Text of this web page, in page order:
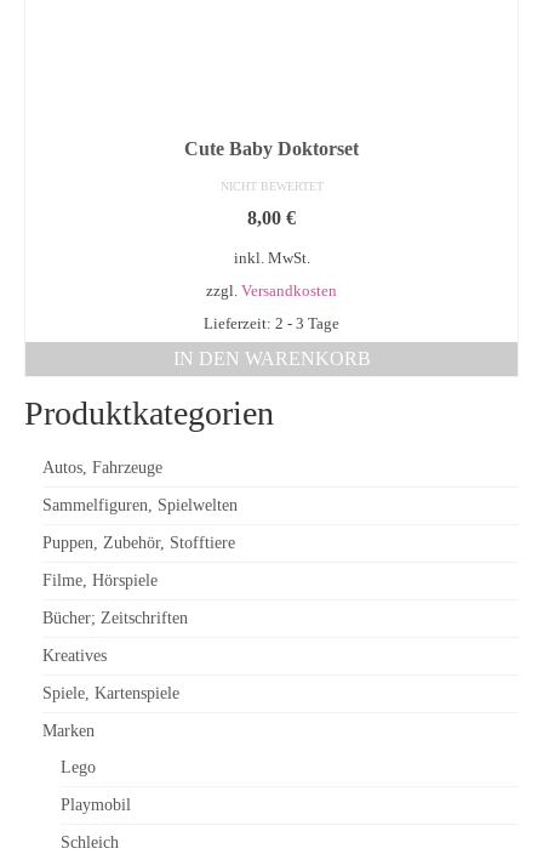
Cute Baby Doktorset
NICHT BEWERTET
8,00 €
inkl. MwSt.
zzgl. Versandkosten
Lieferzeit: 2 - 3 Tage
IN DEN WARENKORB
Produktkategorien
Autos, Fahrzeuge
Sammelfiguren, Spielwelten
Puppen, Zubehör, Stofftiere
Filme, Hörspiele
Bücher; Zeitschriften
Kreatives
Spiele, Kartenspiele
Marken
Lego
Playmobil
Schleich